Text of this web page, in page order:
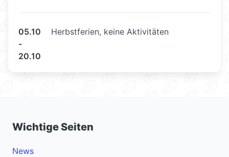
05.10
-
20.10
Herbstferien, keine Aktivitäten
Wichtige Seiten
News